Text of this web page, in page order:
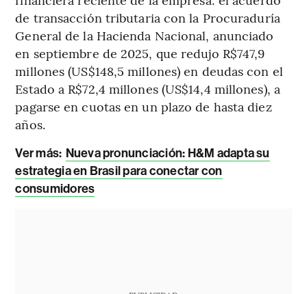
de transacción tributaria con la Procuraduría
General de la Hacienda Nacional, anunciado
en septiembre de 2025, que redujo R$747,9
millones (US$148,5 millones) en deudas con el
Estado a R$72,4 millones (US$14,4 millones), a
pagarse en cuotas en un plazo de hasta diez
años.
Ver más: Nueva pronunciación: H&M adapta su
estrategia en Brasil para conectar con
consumidores